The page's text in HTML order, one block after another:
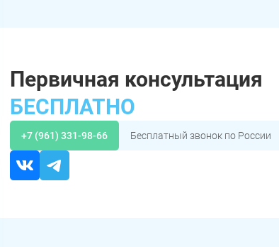
Первичная консультация
БЕСПЛАТНО
+7 (961) 331-98-66 Бесплатный звонок по России